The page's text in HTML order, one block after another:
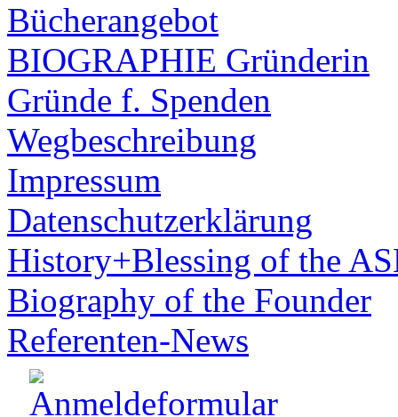
Bücherangebot
BIOGRAPHIE Gründerin
Gründe f. Spenden
Wegbeschreibung
Impressum
Datenschutzerklärung
History+Blessing of the
Biography of the Founder
Referenten-News